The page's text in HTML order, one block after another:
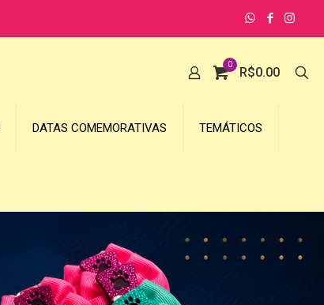
0
R$0.00
DATAS COMEMORATIVAS TEMÁTICOS